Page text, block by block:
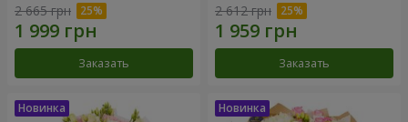
2 665 грн
Заказать
2 612 грн
Заказать